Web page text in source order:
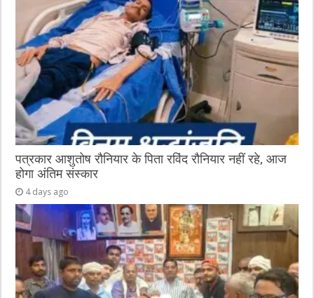
पत्रकार आशुतोष रौनियार के पिता रविंद रौनियार नहीं रहे, आज
होगा अंतिम संस्कार
4 days ago